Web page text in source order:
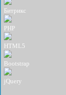
Битрикс
PHP
HTML5
Bootstrap
jQuery